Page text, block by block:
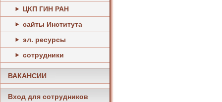
ЦКП ГИН РАН
сайты Института
эл. ресурсы
сотрудники
ВАКАНСИИ
Вход для сотрудников